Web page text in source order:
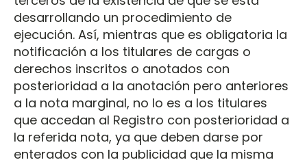
desarrollando un procedimiento de
ejecución. Así, mientras que es obligatoria la
notificación a los titulares de cargas o
derechos inscritos o anotados con
posterioridad a la anotación pero anteriores
a la nota marginal, no lo es a los titulares
que accedan al Registro con posterioridad a
la referida nota, ya que deben darse por
enterados con la publicidad que la misma